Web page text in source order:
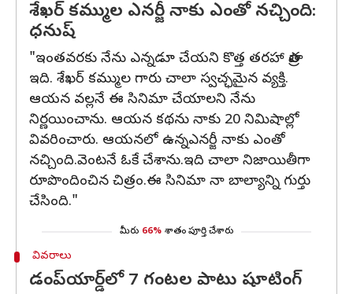
శేఖర్ కమ్ముల ఎనర్జీ నాకు ఎంతో నచ్చింది:
ధనుష్
"ఇంతవరకు నేను ఎన్నడూ చేయని కొత్త తరహా పాత్ర
ఇది. శేఖర్ కమ్ముల గారు చాలా స్వచ్ఛమైన వ్యక్తి.
ఆయన వల్లనే ఈ సినిమా చేయాలని నేను
నిర్ణయించాను. ఆయన కథను నాకు 20 నిమిషాల్లో
వివరించారు. ఆయనలో ఉన్నఎనర్జీ నాకు ఎంతో
నచ్చింది.వెంటనే ఓకే చేశాను.ఇది చాలా నిజాయితీగా
రూపొందించిన చిత్రం.ఈ సినిమా నా బాల్యాన్ని గుర్తు
చేసింది."
మీరు 66% శాతం పూర్తి చేశారు
వివరాలు
డంప్‌యార్డ్‌లో 7 గంటల పాటు షూటింగ్